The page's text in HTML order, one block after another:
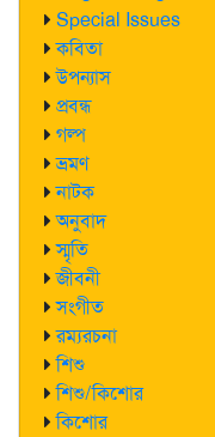
Special Issues
কবিতা
উপন্যাস
প্রবন্ধ
গল্প
ভ্রমণ
নাটক
অনুবাদ
স্মৃতি
জীবনী
সংগীত
রম্যরচনা
শিশু
শিশু/কিশোর
কিশোর